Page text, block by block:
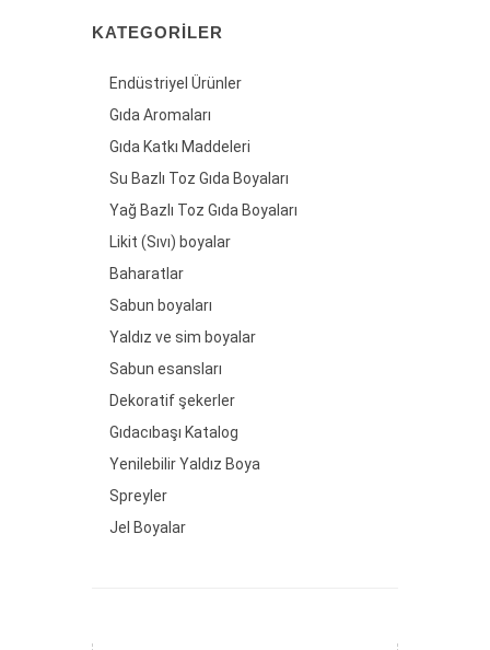
KATEGORILER
Endüstriyel Ürünler
Gıda Aromaları
Gıda Katkı Maddeleri
Su Bazlı Toz Gıda Boyaları
Yağ Bazlı Toz Gıda Boyaları
Likit (Sıvı) boyalar
Baharatlar
Sabun boyaları
Yaldız ve sim boyalar
Sabun esansları
Dekoratif şekerler
Gıdacıbaşı Katalog
Yenilebilir Yaldız Boya
Spreyler
Jel Boyalar